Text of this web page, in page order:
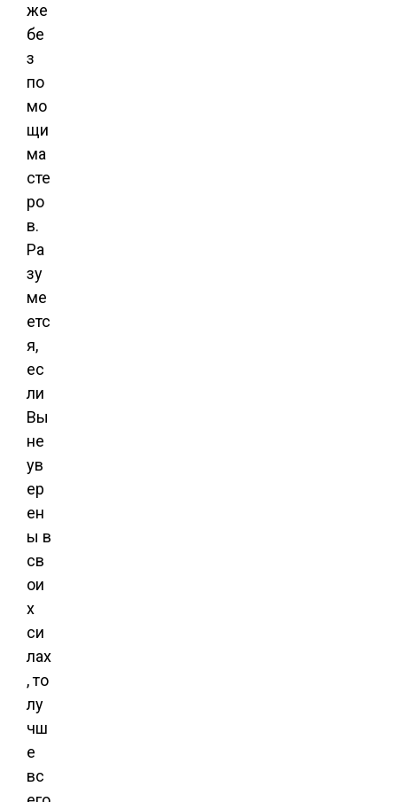
же
бе
з
по
мо
щи
ма
сте
ро
в.
Ра
зу
ме
етс
я,
ес
ли
Вы
не
ув
ер
ен
ы в
св
ои
х
си
лах
, то
лу
чш
е
вс